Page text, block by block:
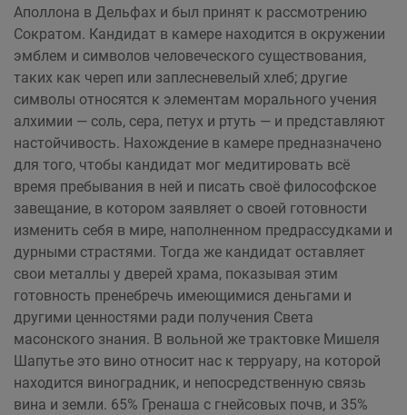
Аполлона в Дельфах и был принят к рассмотрению
Сократом. Кандидат в камере находится в окружении
эмблем и символов человеческого существования,
таких как череп или заплесневелый хлеб; другие
символы относятся к элементам морального учения
алхимии — соль, сера, петух и ртуть — и представляют
настойчивость. Нахождение в камере предназначено
для того, чтобы кандидат мог медитировать всё
время пребывания в ней и писать своё философское
завещание, в котором заявляет о своей готовности
изменить себя в мире, наполненном предрассудками и
дурными страстями. Тогда же кандидат оставляет
свои металлы у дверей храма, показывая этим
готовность пренебречь имеющимися деньгами и
другими ценностями ради получения Света
масонского знания. В вольной же трактовке Мишеля
Шапутье это вино относит нас к терруару, на которой
находится виноградник, и непосредственную связь
вина и земли. 65% Гренаша с гнейсовых почв, и 35%